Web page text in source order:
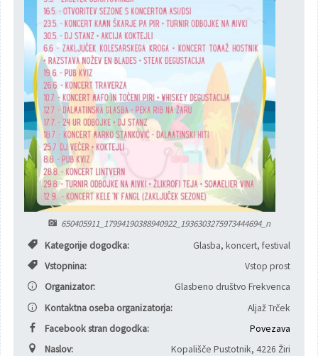
650405911_17994190388940922_1936303275973444694_n
Kategorije dogodka:
Glasba, koncert, festival
Vstopnina:
Vstop prost
Organizator:
Glasbeno društvo Frekvenca
Kontaktna oseba organizatorja:
Aljaž Trček
Facebook stran dogodka:
Povezava
Naslov:
Kopališče Pustotnik, 4226 Žiri
Poslanska pisarna
Občinski časopis
Strateški dokumenti
Občinski prazniki in nagrade
Simboli občine
Lokalne volitve
Šport
Kultura
Planinstvo in igrišča
Varnost občanov
Kmetijstvo
Gospodarstvo
Invazivke
Videonadzor
Občinska stanovanja
Pogoji za gradnjo